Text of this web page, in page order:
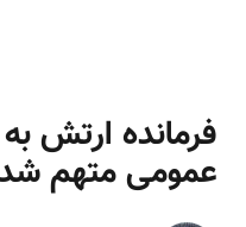
فرمانده ارتش
عمومی متهم